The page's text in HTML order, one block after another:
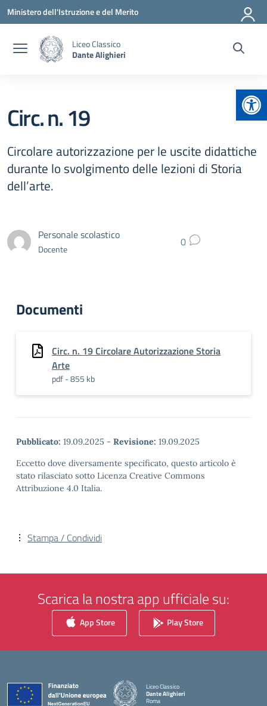
Vai ai contenuti
Vai al menu di navigazione
Vai al footer
Ministero dell'Istruzione e del Merito
Liceo Classico
Dante Alighieri
Circ. n. 19
Circolare autorizzazione per le uscite didattiche
durante lo svolgimento delle lezioni di Storia
dell’arte.
Personale scolastico
Docente 0
Documenti
Circ. n. 19 Circolare Autorizzazione Storia
Arte
pdf - 855 kb
Pubblicato: 19.09.2025 - Revisione: 19.09.2025
Eccetto dove diversamente specificato, questo articolo è
stato rilasciato sotto Licenza Creative Commons
Attribuzione 4.0 Italia.
Stampa / Condividi
Scarica la nostra app ufficiale su:
App Store Play Store
Liceo Classico
Dante Alighieri
Roma